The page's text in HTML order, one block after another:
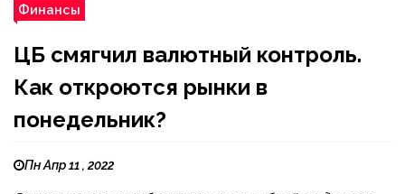
Финансы
ЦБ смягчил валютный контроль.
Как откроются рынки в
понедельник?
Пн Апр 11 , 2022